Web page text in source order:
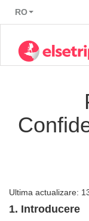
RO
Ultima actualizare:
1. Introducere